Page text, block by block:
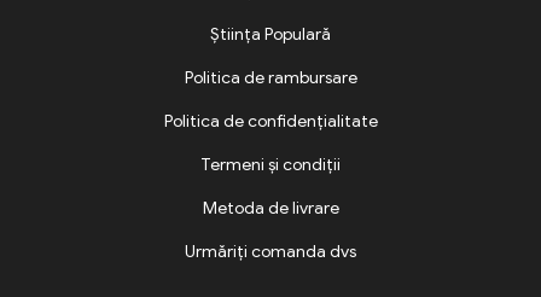
Știința Populară
Politica de rambursare
Politica de confidențialitate
Termeni și condiții
Metoda de livrare
Urmăriți comanda dvs